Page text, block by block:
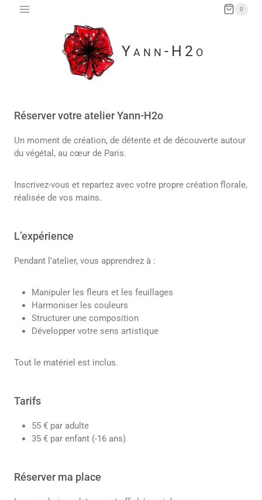
0
Yann-H2o
Réserver votre atelier Yann-H2o
Un moment de création, de détente et de découverte autour
du végétal, au cœur de Paris.
Inscrivez-vous et repartez avec votre propre création florale,
réalisée de vos mains.
L’expérience
Pendant l’atelier, vous apprendrez à :
Manipuler les fleurs et les feuillages
Harmoniser les couleurs
Structurer une composition
Développer votre sens artistique
Tout le matériel est inclus.
Tarifs
55 € par adulte
35 € par enfant (-16 ans)
Réserver ma place